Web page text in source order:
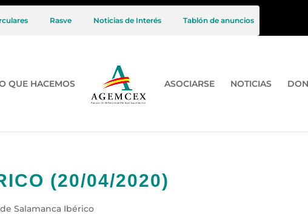
Rasve Noticias de Interés Tablón de anuncios
QUE HACEMOS ASOCIARSE NOTICIAS
(20/04/2020)
Salamanca Ibérico